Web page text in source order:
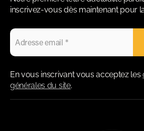
inscrivez-vous dès maintenant pour
En vous inscrivant vous acceptez les
générales du site.